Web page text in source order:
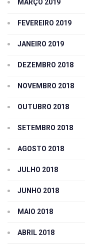
MARÇO 2019
FEVEREIRO 2019
JANEIRO 2019
DEZEMBRO 2018
NOVEMBRO 2018
OUTUBRO 2018
SETEMBRO 2018
AGOSTO 2018
JULHO 2018
JUNHO 2018
MAIO 2018
ABRIL 2018